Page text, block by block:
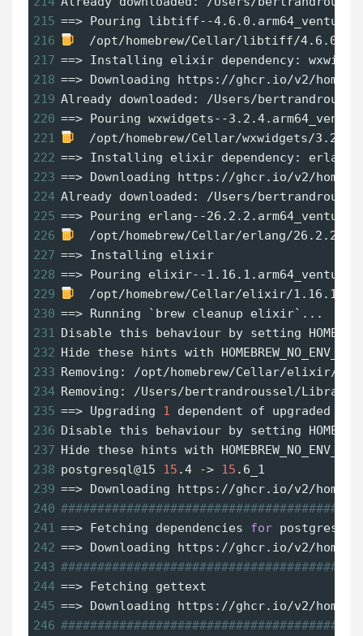
215 ==> Pouring libtiff--
216
  /opt/homebrew/Cellar/libtiff/4.6.0:
217 ==> Installing elixir dependency:
218 ==> Downloading https://ghcr.io/v2/
219 Already downloaded: /Users/
220 ==> Pouring wxwidgets--
221
/opt/homebrew/Cellar/wxwidgets/
222 ==> Installing elixir dependency: erlang
223 ==> Downloading https://ghcr.io/v2/
224 Already downloaded: /Users/
225 ==> Pouring erlang--
226
  /opt/homebrew/Cellar/erlang/26.2.2:
227 ==> Installing elixir
228 ==> Pouring elixir--
229
  /opt/homebrew/Cellar/elixir/1.16.1:
230 ==> Running `brew cleanup elixir` ...
231
Disable this behaviour by setting
232 Hide these hints with
233 Removing: /opt/homebrew/Cellar/elixir/
234 Removing: /Users/bertrandroussel/
235 ==> Upgrading 1
dependent of upgraded
236 Disable this behaviour by setting
237 Hide these hints with
238 postgresql@15 15 .4 -> 15 .6_1
239 ==> Downloading https://ghcr.io/v2/
240
241 ==> Fetching dependencies for
242 ==> Downloading https://ghcr.io/v2/
243
244 ==> Fetching gettext
245 ==> Downloading https://ghcr.io/v2/
246